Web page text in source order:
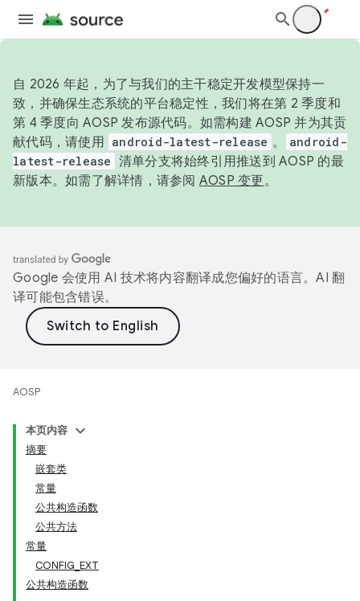
自 2026 年起，为了与我们的主干稳定开发模型保持一
致，并确保生态系统的平台稳定性，我们将在第 2 季度和
第 4 季度向 AOSP 发布源代码。如需构建 AOSP 并为其贡
献代码，请使用 android-latest-release 。
android-
latest-release 清单分支将始终引用推送到 AOSP 的最
新版本。如需了解详情，请参阅 AOSP 变更。
Google 会使用 AI 技术将内容翻译成您偏好的语言。AI 翻
译可能包含错误。
AOSP
本页内容
摘要
嵌套类
常量
公共构造函数
公共方法
常量
CONFIG_EXT
公共构造函数